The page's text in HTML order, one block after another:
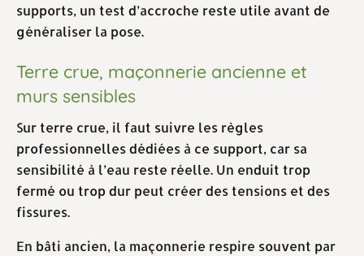
supports, un test d’accroche reste utile avant de
généraliser la pose.
Terre crue, maçonnerie ancienne et
murs sensibles
Sur terre crue, il faut suivre les règles
professionnelles dédiées à ce support, car sa
sensibilité à l’eau reste réelle. Un enduit trop
fermé ou trop dur peut créer des tensions et des
fissures.
En bâti ancien, la maçonnerie respire souvent par